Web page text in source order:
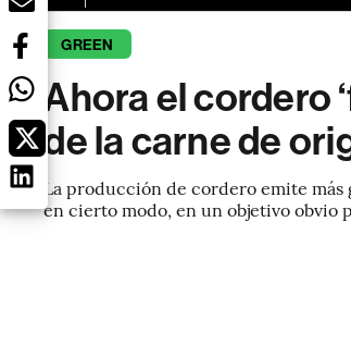
GREEN
Ahora el cordero
de la carne de
La producción de cordero emite
en cierto modo, en un objetivo obvio